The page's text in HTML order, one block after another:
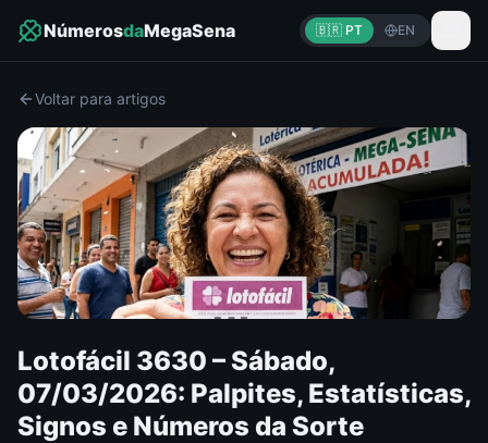
NúmerosdaMegaSena 🇧🇷 PT EN
Voltar para artigos
Lotofácil 3630 – Sábado,
07/03/2026: Palpites, Estatísticas,
Signos e Números da Sorte